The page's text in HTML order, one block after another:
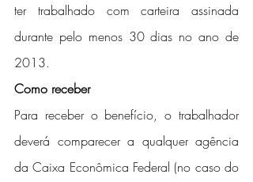
ter trabalhado com carteira assinada
durante pelo menos 30 dias no ano de
2013.
Como receber
Para receber o benefício, o trabalhador
deverá comparecer a qualquer agência
da Caixa Econômica Federal (no caso do